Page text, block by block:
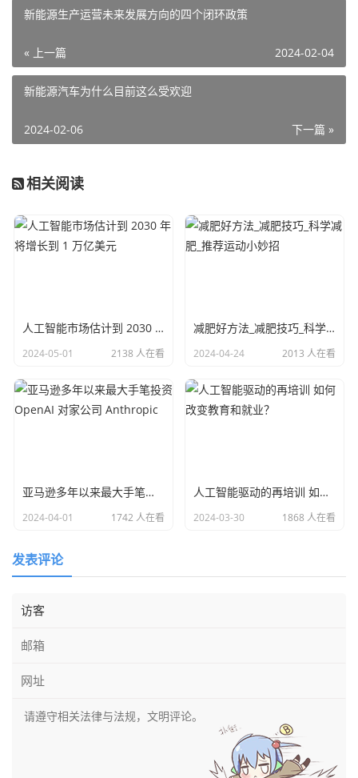
新能源生产运营未来发展方向的四个闭环政策
« 上一篇 2024-02-04
新能源汽车为什么目前这么受欢迎
下一篇 »
2024-02-06
相关阅读
人工智能市场估计到 2030 年将增长到 1 万亿美元
2024-05-01 2138 人在看
减肥好方法_减肥技巧_科学减肥_推荐运动小妙招
2024-04-24 2013 人在看
亚马逊多年以来最大手笔投资 OpenAI 对家公司 Anthropic
2024-04-01 1742 人在看
人工智能驱动的再培训 如何改变教育和就业？
2024-03-30 1868 人在看
发表评论